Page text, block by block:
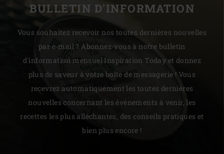
BULLETIN D'INFORMATION
Vous souhaitez recevoir nos toutes dernières nouvelles
par e-mail ? Abonnez-vous à notre bulletin
d'information mensuel Inspiration Today et donnez
plus de saveur à votre boîte de messagerie ! Vous
recevrez automatiquement les toutes dernières
nouvelles concernant les événements à venir, les
recettes les plus alléchantes, des conseils pratiques et
bien plus encore !